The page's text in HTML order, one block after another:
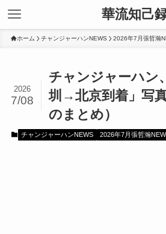
華流知己
ホーム チャンジャーハンNEWS 2026年7月張哲瀚
チャンジャーハン
圳→北京到着」写
のまとめ）
2026
7/08
チャンジャーハンNEWS 2026年7月張哲瀚